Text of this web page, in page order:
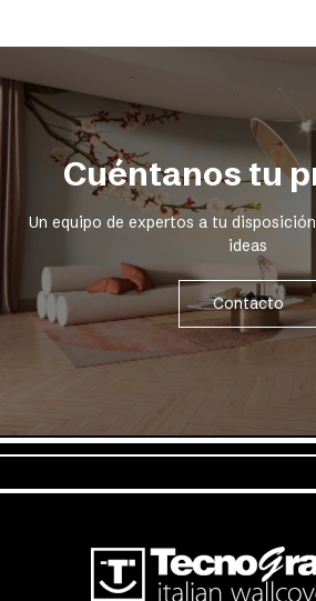
Cuéntanos tu
Un equipo de expertos a tu
ideas
Contacto